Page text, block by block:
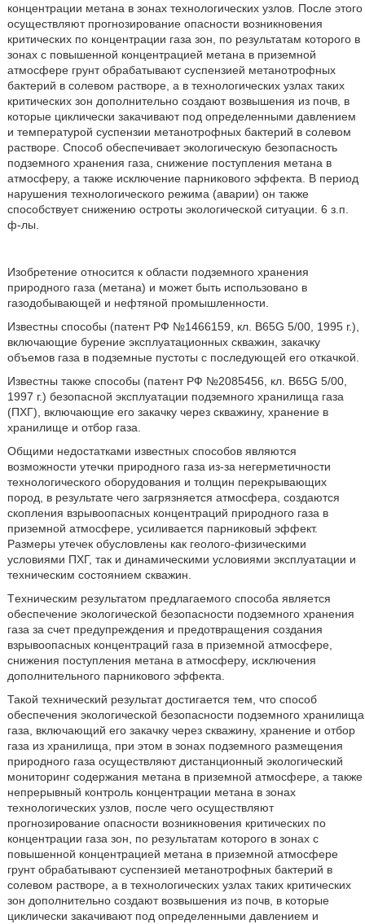
концентрации метана в зонах технологических узлов. После этого
осуществляют прогнозирование опасности возникновения
критических по концентрации газа зон, по результатам которого в
зонах с повышенной концентрацией метана в приземной
атмосфере грунт обрабатывают суспензией метанотрофных
бактерий в солевом растворе, а в технологических узлах таких
критических зон дополнительно создают возвышения из почв, в
которые циклически закачивают под определенными давлением
и температурой суспензии метанотрофных бактерий в солевом
растворе. Способ обеспечивает экологическую безопасность
подземного хранения газа, снижение поступления метана в
атмосферу, а также исключение парникового эффекта. В период
нарушения технологического режима (аварии) он также
способствует снижению остроты экологической ситуации. 6 з.п.
ф-лы.
Изобретение относится к области подземного хранения
природного газа (метана) и может быть использовано в
газодобывающей и нефтяной промышленности.
Известны способы (патент РФ №1466159, кл. B65G 5/00, 1995 г.),
включающие бурение эксплуатационных скважин, закачку
объемов газа в подземные пустоты с последующей его откачкой.
Известны также способы (патент РФ №2085456, кл. B65G 5/00,
1997 г.) безопасной эксплуатации подземного хранилища газа
(ПХГ), включающие его закачку через скважину, хранение в
хранилище и отбор газа.
Общими недостатками известных способов являются
возможности утечки природного газа из-за негерметичности
технологического оборудования и толщин перекрывающих
пород, в результате чего загрязняется атмосфера, создаются
скопления взрывоопасных концентраций природного газа в
приземной атмосфере, усиливается парниковый эффект.
Размеры утечек обусловлены как геолого-физическими
условиями ПХГ, так и динамическими условиями эксплуатации и
техническим состоянием скважин.
Техническим результатом предлагаемого способа является
обеспечение экологической безопасности подземного хранения
газа за счет предупреждения и предотвращения создания
взрывоопасных концентраций газа в приземной атмосфере,
снижения поступления метана в атмосферу, исключения
дополнительного парникового эффекта.
Такой технический результат достигается тем, что способ
обеспечения экологической безопасности подземного хранилища
газа, включающий его закачку через скважину, хранение и отбор
газа из хранилища, при этом в зонах подземного размещения
природного газа осуществляют дистанционный экологический
мониторинг содержания метана в приземной атмосфере, а также
непрерывный контроль концентрации метана в зонах
технологических узлов, после чего осуществляют
прогнозирование опасности возникновения критических по
концентрации газа зон, по результатам которого в зонах с
повышенной концентрацией метана в приземной атмосфере
грунт обрабатывают суспензией метанотрофных бактерий в
солевом растворе, а в технологических узлах таких критических
зон дополнительно создают возвышения из почв, в которые
циклически закачивают под определенными давлением и